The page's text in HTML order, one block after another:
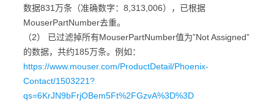
数据831万条（准确数字：8,313,006），已根据
MouserPartNumber去重。
（2） 已过滤掉所有MouserPartNumber值为”Not Assigned”
的数据，共约185万条。例如：
https://www.mouser.com/ProductDetail/Phoenix-
Contact/1503221?
qs=6KrJN9bFrjOBem5Ft%2FGzvA%3D%3D